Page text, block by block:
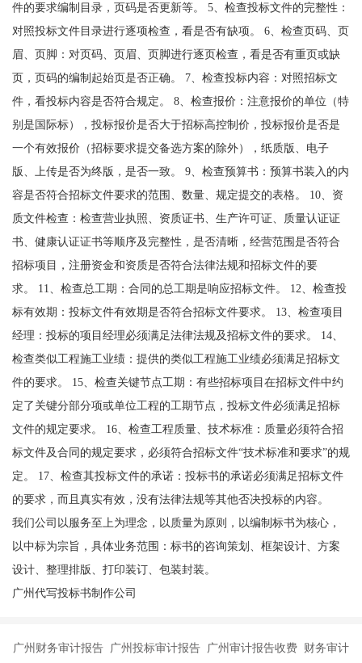
件的要求编制目录，页码是否更新等。 5、检查投标文件的完整性：
对照投标文件目录进行逐项检查，看是否有缺项。 6、检查页码、页
眉、页脚：对页码、页眉、页脚进行逐页检查，看是否有重页或缺
页，页码的编制起始页是否正确。 7、检查投标内容：对照招标文
件，看投标内容是否符合规定。 8、检查报价：注意报价的单位（特
别是国际标），投标报价是否大于招标高控制价，投标报价是否是
一个有效报价（招标要求提交备选方案的除外），纸质版、电子
版、上传是否为终版，是否一致。 9、检查预算书：预算书装入的内
容是否符合招标文件要求的范围、数量、规定提交的表格。 10、资
质文件检查：检查营业执照、资质证书、生产许可证、质量认证证
书、健康认证证书等顺序及完整性，是否清晰，经营范围是否符合
招标项目，注册资金和资质是否符合法律法规和招标文件的要
求。 11、检查总工期：合同的总工期是响应招标文件。 12、检查投
标有效期：投标文件有效期是否符合招标文件要求。 13、检查项目
经理：投标的项目经理必须满足法律法规及招标文件的要求。 14、
检查类似工程施工业绩：提供的类似工程施工业绩必须满足招标文
件的要求。 15、检查关键节点工期：有些招标项目在招标文件中约
定了关键分部分项或单位工程的工期节点，投标文件必须满足招标
文件的规定要求。 16、检查工程质量、技术标准：质量必须符合招
标文件及合同的规定要求，必须符合招标文件“技术标准和要求”的规
定。 17、检查其投标文件的承诺：投标书的承诺必须满足招标文件
的要求，而且真实有效，没有法律法规等其他否决投标的内容。
我们公司以服务至上为理念，以质量为原则，以编制标书为核心，
以中标为宗旨，具体业务范围：标书的咨询策划、框架设计、方案
设计、整理排版、打印装订、包装封装。
广州代写投标书制作公司
广州财务审计报告 广州投标审计报告 广州审计报告收费 财务审计